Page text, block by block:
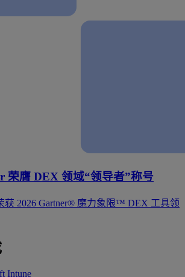
荣膺 DEX 领域“领导者”称号
获 2026 Gartner® 魔力象限™ DEX 工具领
Intune